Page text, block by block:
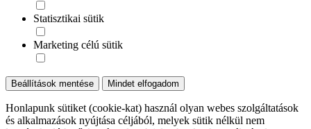
Statisztikai sütik
Marketing célú sütik
Beállítások mentése Mindet elfogadom
Honlapunk sütiket (cookie-kat) használ olyan webes szolgáltatások
és alkalmazások nyújtása céljából, melyek sütik nélkül nem